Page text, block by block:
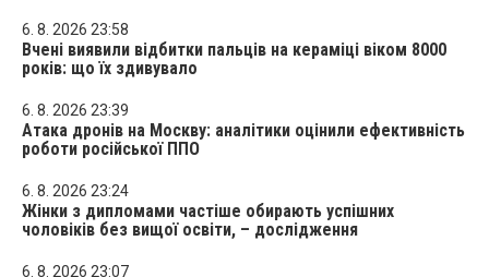
6. 8. 2026 23:58
Вчені виявили відбитки пальців на кераміці віком 8000
років: що їх здивувало
6. 8. 2026 23:39
Атака дронів на Москву: аналітики оцінили ефективність
роботи російської ППО
6. 8. 2026 23:24
Жінки з дипломами частіше обирають успішних
чоловіків без вищої освіти, – дослідження
6. 8. 2026 23:07